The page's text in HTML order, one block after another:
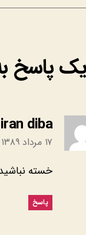
یک پاسخ
iran diba
۱۷ مرداد ۱۳۸۹ در ۱۱:۲۷ ب٫ظ
خسته
پاسخ